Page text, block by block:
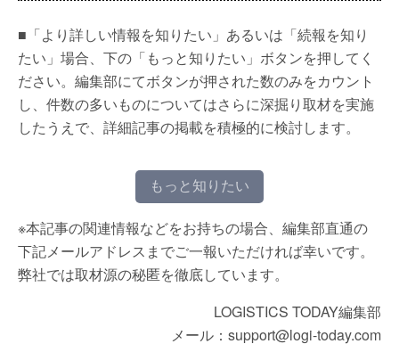
■「より詳しい情報を知りたい」あるいは「続報を知り
たい」場合、下の「もっと知りたい」ボタンを押してく
ださい。編集部にてボタンが押された数のみをカウント
し、件数の多いものについてはさらに深掘り取材を実施
したうえで、詳細記事の掲載を積極的に検討します。
もっと知りたい
※本記事の関連情報などをお持ちの場合、編集部直通の
下記メールアドレスまでご一報いただければ幸いです。
弊社では取材源の秘匿を徹底しています。
LOGISTICS TODAY編集部
メール：support@logi-today.com